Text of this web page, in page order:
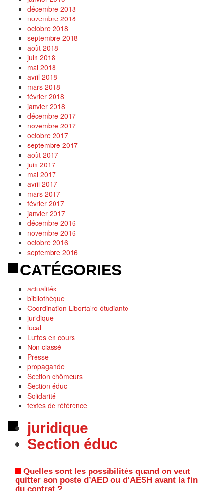
décembre 2018
novembre 2018
octobre 2018
septembre 2018
août 2018
juin 2018
mai 2018
avril 2018
mars 2018
février 2018
janvier 2018
décembre 2017
novembre 2017
octobre 2017
septembre 2017
août 2017
juin 2017
mai 2017
avril 2017
mars 2017
février 2017
janvier 2017
décembre 2016
novembre 2016
octobre 2016
septembre 2016
CATÉGORIES
actualités
bibliothèque
Coordination Libertaire étudiante
juridique
local
Luttes en cours
Non classé
Presse
propagande
Section chômeurs
Section éduc
Solidarité
textes de référence
juridique
Section éduc
Quelles sont les possibilités quand on veut
quitter son poste d’AED ou d’AESH avant la fin
du contrat ?